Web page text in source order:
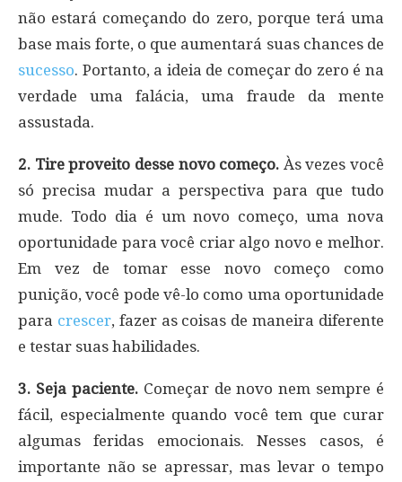
não estará começando do zero, porque terá uma
base mais forte, o que aumentará suas chances de
sucesso. Portanto, a ideia de começar do zero é na
verdade uma falácia, uma fraude da mente
assustada.
2. Tire proveito desse novo começo. Às vezes você
só precisa mudar a perspectiva para que tudo
mude. Todo dia é um novo começo, uma nova
oportunidade para você criar algo novo e melhor.
Em vez de tomar esse novo começo como
punição, você pode vê-lo como uma oportunidade
para crescer, fazer as coisas de maneira diferente
e testar suas habilidades.
3. Seja paciente.Começar de novo nem sempre é
fácil, especialmente quando você tem que curar
algumas feridas emocionais. Nesses casos, é
importante não se apressar, mas levar o tempo